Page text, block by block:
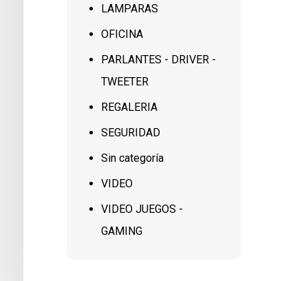
LAMPARAS
OFICINA
PARLANTES - DRIVER -
TWEETER
REGALERIA
SEGURIDAD
Sin categoría
VIDEO
VIDEO JUEGOS -
GAMING